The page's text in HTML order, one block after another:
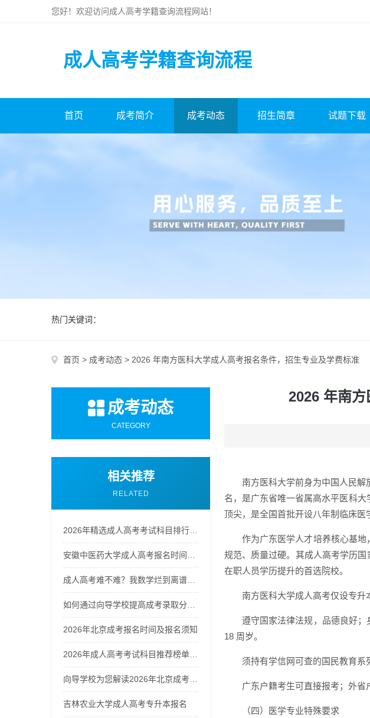
您好！欢迎访问成人高考学籍查询流程网站！
成人高考学籍查询流程
首页 成考简介 成考动态 招生简章 试题下载
热门关键词：
首页 > 成考动态 > 2026 年南方医科大学成人高考报名条件，招生专业及学费标准
成考动态
CATEGORY
相关推荐
RELATED
2026年北京成考报名时间及报名须知
吉林农业大学成人高考专升本报名
2026 年南
南方医科大学前身为中国人民解
名，是广东省唯一省属高水平医科
顶尖，是全国首批开设八年制临床医
作为广东医学人才培养核心基
规范、质量过硬。其成人高考学历
在职人员学历提升的首选院校。
南方医科大学成人高考仅设专升
遵守国家法律法规，品德良好
18 周岁。
须持有学信网可查的国民教育系
广东户籍考生可直接报考；外省
（四）医学专业特殊要求